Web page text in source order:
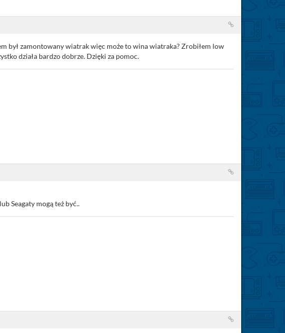
był zamontowany wiatrak więc może to wina wiatraka? Zrobiłem low
działa bardzo dobrze. Dzięki za pomoc.
Seagaty mogą też być..